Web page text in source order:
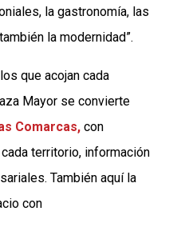
la gastronomía, las
la modernidad”.
que acojan cada
Mayor se convierte
Comarcas,con
territorio, información
También aquí la
con